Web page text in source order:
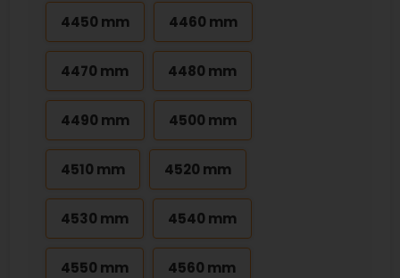
4450 mm 4460 mm
4470 mm 4480 mm
4490 mm 4500 mm
4510 mm 4520 mm
4530 mm 4540 mm
4550 mm 4560 mm